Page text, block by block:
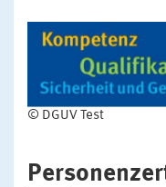
© DGUV Test